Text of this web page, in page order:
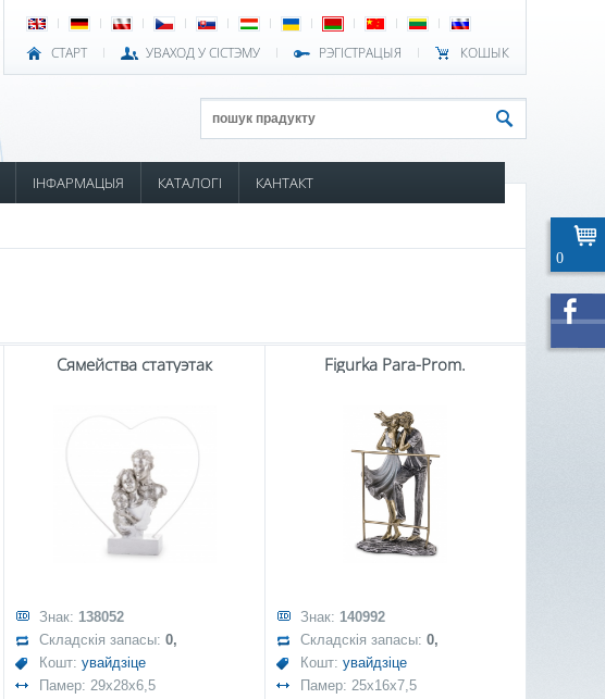
СТАРТ УВАХОД У СІСТЭМУ РЭГІСТРАЦЫЯ КОШЫК
ІНФАРМАЦЫЯ КАТАЛОГІ КАНТАКТ
Сямейства статуэтак
Знак: 138052
Складскія запасы: 0,
Кошт: увайдзіце
Памер: 29x28x6,5
Figurka Para-Prom.
Знак: 140992
Складскія запасы: 0,
Кошт: увайдзіце
Памер: 25x16x7,5
0